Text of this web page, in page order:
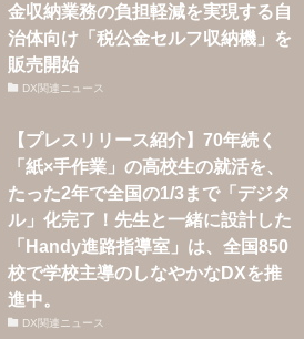
金収納業務の負担軽減を実現する自
治体向け「税公金セルフ収納機」を
販売開始
DX関連ニュース
【プレスリリース紹介】70年続く
「紙×手作業」の高校生の就活を、
たった2年で全国の1/3まで「デジタ
ル」化完了！先生と一緒に設計した
「Handy進路指導室」は、全国850
校で学校主導のしなやかなDXを推
進中。
DX関連ニュース